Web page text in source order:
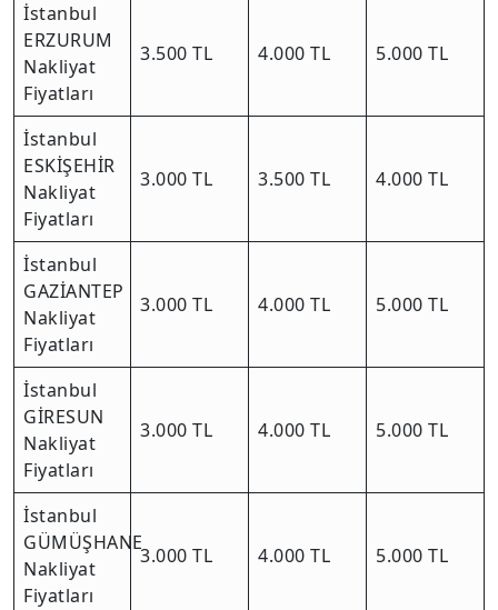
İstanbul
ERZURUM
Nakliyat
Fiyatları
3.500 TL 4.000 TL 5.000 TL
İstanbul
ESKİŞEHİR
Nakliyat
Fiyatları
3.000 TL 3.500 TL 4.000 TL
İstanbul
GAZİANTEP
Nakliyat
Fiyatları
3.000 TL 4.000 TL 5.000 TL
İstanbul
GİRESUN
Nakliyat
Fiyatları
3.000 TL 4.000 TL 5.000 TL
İstanbul
GÜMÜŞHANE
Nakliyat
Fiyatları
3.000 TL 4.000 TL 5.000 TL